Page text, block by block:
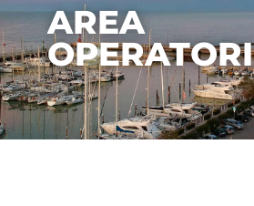
AREA
OPERATORI